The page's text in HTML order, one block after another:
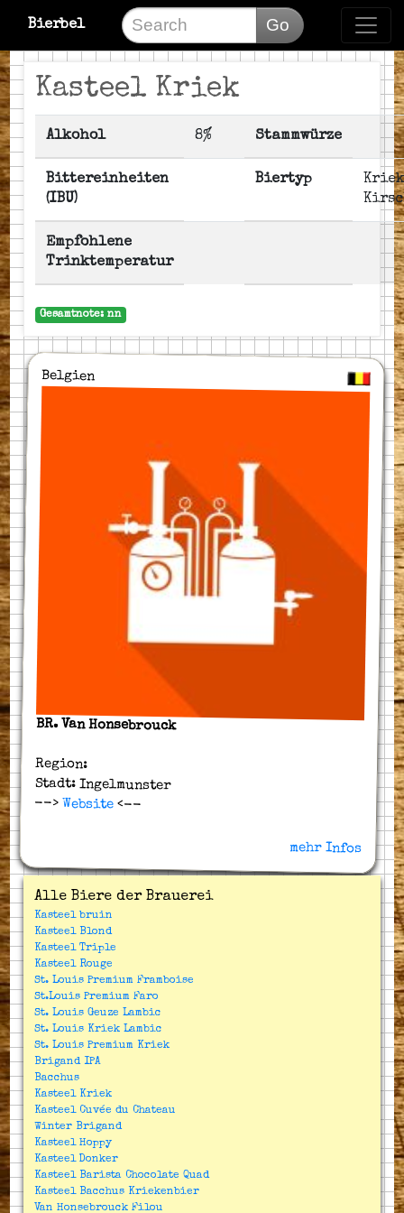
Bierbel Go
Kasteel Kriek
Alkohol 8% Stammwürze
Bittereinheiten
(IBU)
Biertyp
Empfohlene
Trinktemperatur
Gesamtnote: nn
Belgien
BR. Van Honsebrouck
Region:
Stadt: Ingelmunster
--> Website <--
mehr Infos
Alle Biere der Brauerei
Kasteel bruin
Kasteel Blond
Kasteel Triple
Kasteel Rouge
St. Louis Premium Framboise
St.Louis Premium Faro
St. Louis Geuze Lambic
St. Louis Kriek Lambic
St. Louis Premium Kriek
Brigand IPA
Bacchus
Kasteel Kriek
Kasteel Cuvée du Chateau
Winter Brigand
Kasteel Hoppy
Kasteel Donker
Kasteel Barista Chocolate Quad
Kasteel Bacchus Kriekenbier
Van Honsebrouck Filou